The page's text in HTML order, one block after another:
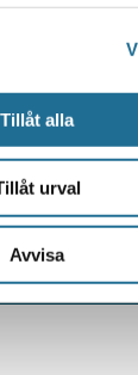
Tillåt alla
urval
Avvisa
VAD